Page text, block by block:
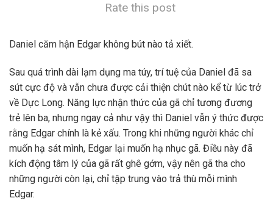
Rate this post
Daniel căm hận Edgar không bút nào tả xiết.
Sau quá trình dài lạm dụng ma túy, trí tuệ của Daniel đã sa
sút cực độ và vẫn chưa được cải thiện chút nào kể từ lúc trở
về Dực Long. Năng lực nhận thức của gã chỉ tương đương
trẻ lên ba, nhưng ngay cả như vậy thì Daniel vẫn ý thức được
rằng Edgar chính là kẻ xấu. Trong khi những người khác chỉ
muốn hạ sát mình, Edgar lại muốn hạ nhục gã. Điều này đã
kích động tâm lý của gã rất ghê gớm, vậy nên gã tha cho
những người còn lại, chỉ tập trung vào trả thù mỗi mình
Edgar.